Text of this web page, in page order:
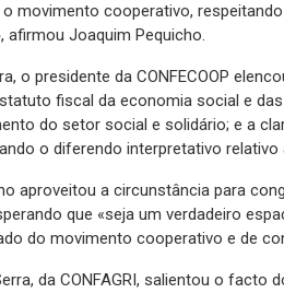
movimento cooperativo,
afirmou Joaquim Pequicho.
o presidente da CONFECOOP
fiscal da economia social e
do setor social e solidário; e a
o diferendo interpretativo relativo
aproveitou a circunstância para
que «seja um verdadeiro
do movimento cooperativo e de
da CONFAGRI, salientou o